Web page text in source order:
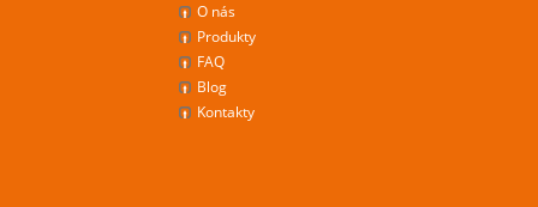
O nás
Produkty
FAQ
Blog
Kontakty